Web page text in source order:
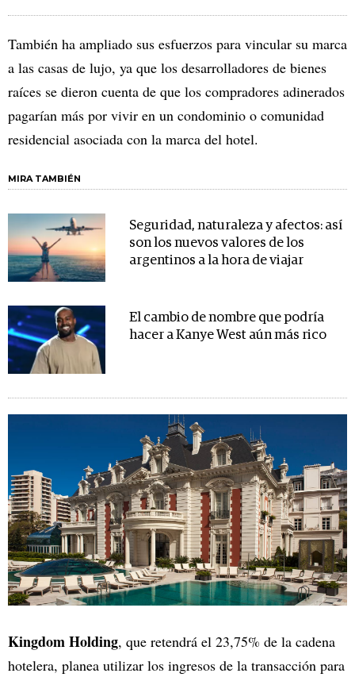
También ha ampliado sus esfuerzos para vincular su marca
a las casas de lujo, ya que los desarrolladores de bienes
raíces se dieron cuenta de que los compradores adinerados
pagarían más por vivir en un condominio o comunidad
residencial asociada con la marca del hotel.
MIRA TAMBIÉN
Seguridad, naturaleza y afectos: así
son los nuevos valores de los
argentinos a la hora de viajar
El cambio de nombre que podría
hacer a Kanye West aún más rico
Kingdom Holding, que retendrá el 23,75% de la cadena
hotelera, planea utilizar los ingresos de la transacción para